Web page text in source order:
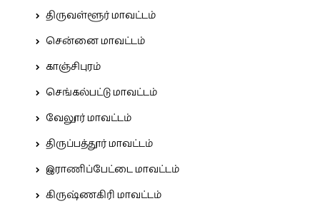
திருவள்ளூர் மாவட்டம்
சென்னை மாவட்டம்
காஞ்சிபுரம்
செங்கல்பட்டு மாவட்டம்
வேலூர் மாவட்டம்
திருப்பத்தூர் மாவட்டம்
இராணிப்பேட்டை மாவட்டம்
கிருஷ்ணகிரி மாவட்டம்